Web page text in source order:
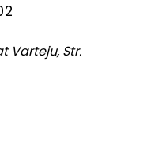
Varteju, Str.